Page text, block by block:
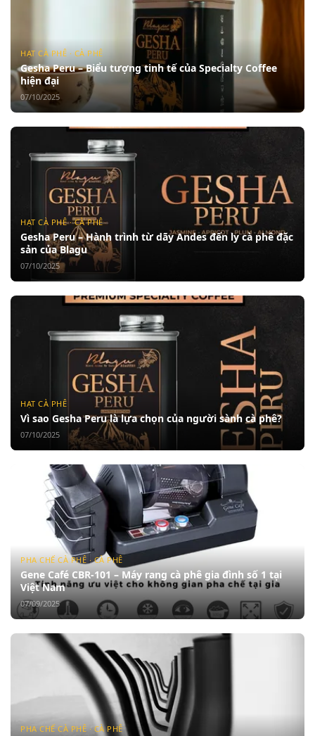
HẠT CÀ PHÊ · CÀ PHÊ
Gesha Peru – Biểu tượng tinh tế của Specialty Coffee
hiện đại
07/10/2025
HẠT CÀ PHÊ · CÀ PHÊ
Gesha Peru – Hành trình từ dãy Andes đến ly cà phê đặc
sản của Blagu
07/10/2025
HẠT CÀ PHÊ
Vì sao Gesha Peru là lựa chọn của người sành cà phê?
07/10/2025
PHA CHẾ CÀ PHÊ · CÀ PHÊ
Gene Café CBR-101 – Máy rang cà phê gia đình số 1 tại
Việt Nam
07/09/2025
PHA CHẾ CÀ PHÊ · CÀ PHÊ